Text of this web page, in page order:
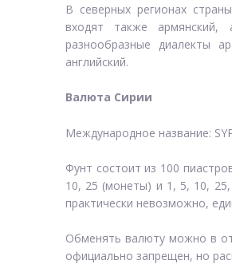
В северных регионах
входят также армянский,
разнообразные диалекты
английский.
Валюта Сирии
Международное название:
Фунт состоит из 100
10, 25 (монеты) и 1, 5, 10,
практически невозможно,
Обменять валюту можно в
официально запрещен, но